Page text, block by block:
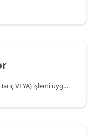
İki girdi arasında bit tabanlı "XOR" (Hariç VEYA) işlemi uygulamanın sonucunu döndürür.